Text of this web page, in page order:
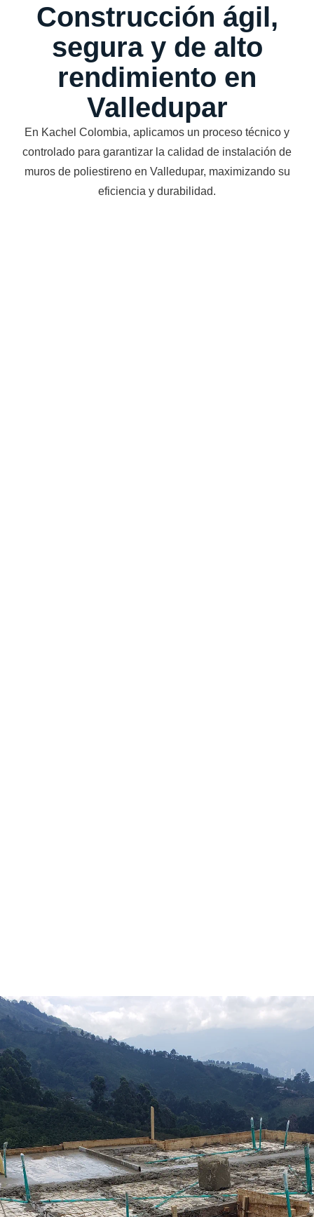
Construcción ágil,
segura y de alto
rendimiento en
Valledupar
En Kachel Colombia, aplicamos un proceso técnico y
controlado para garantizar la calidad de instalación de
muros de poliestireno en Valledupar, maximizando su
eficiencia y durabilidad.